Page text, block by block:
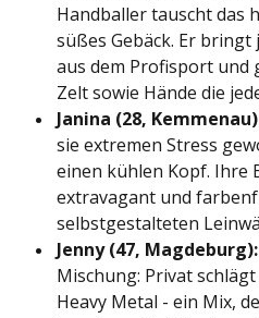
Handballer tauscht das
süßes Gebäck. Er
aus dem Profisport und
Zelt sowie Hände die
Janina (28,
sie extremen Stress
einen kühlen Kopf. Ihre
extravagant und
selbstgestalteten
Jenny (47, Magdeburg):
Mischung: Privat
Heavy Metal - ein Mix,